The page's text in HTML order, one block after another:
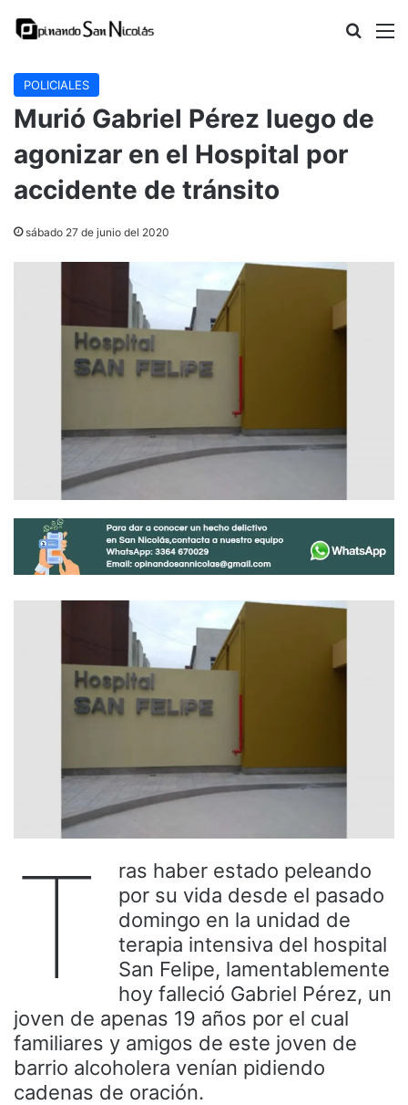
Buscar
POLICIALES
Murió Gabriel Pérez luego de
agonizar en el Hospital por
accidente de tránsito
sábado 27 de junio del 2020
T
ras haber estado peleando
por su vida desde el pasado
domingo en la unidad de
terapia intensiva del hospital
San Felipe, lamentablemente
hoy falleció Gabriel Pérez, un
joven de apenas 19 años por el cual
familiares y amigos de este joven de
barrio alcoholera venían pidiendo
cadenas de oración.